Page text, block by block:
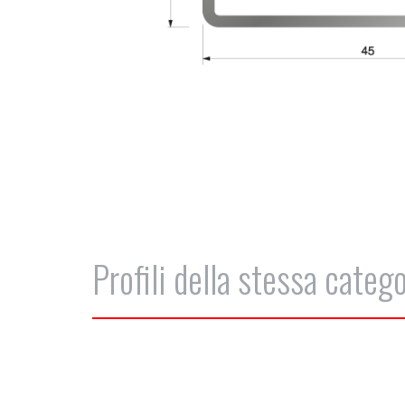
Profili della stessa